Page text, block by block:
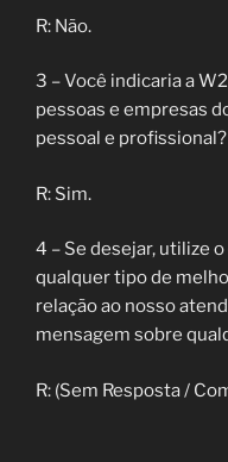
R: Não.
3 – Você indicaria a
pessoas e empresas
pessoal e profissional?
R: Sim.
4 – Se desejar, utilize
qualquer tipo de
relação ao nosso
mensagem sobre
R: (Sem Resposta /